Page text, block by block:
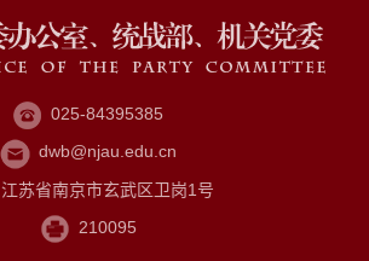
025-84395385
dwb@njau.edu.cn
江苏省南京市玄武区卫岗1号
210095